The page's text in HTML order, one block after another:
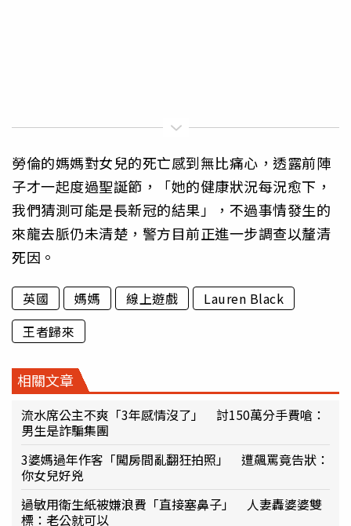
勞倫的媽媽對女兒的死亡感到無比痛心，透露前陣
子才一起度過聖誕節，「她的健康狀況每況愈下，
我們猜測可能是長新冠的結果」，不過事情發生的
來龍去脈仍未清楚，警方目前正進一步調查以釐清
死因。
英國 媽媽 線上遊戲
Lauren Black
王者歸來
相關文章
流水席公主不爽「3年感情沒了」 討150萬分手費嗆：
男生是詐騙集團
3婆媽過年作客「闖房間亂翻狂拍照」 遭飆罵竟告狀：
你女兒好兇
過敏用衛生紙被嫌浪費「直接塞鼻子」 人妻轟婆婆雙
標：老公就可以